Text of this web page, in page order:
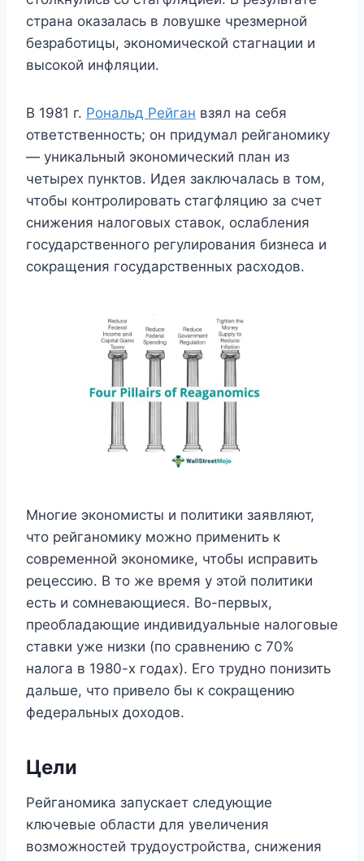
страна оказалась в ловушке чрезмерной
безработицы, экономической стагнации и
высокой инфляции.
В 1981 г. Рональд Рейган взял на себя
ответственность; он придумал рейганомику
— уникальный экономический план из
четырех пунктов. Идея заключалась в том,
чтобы контролировать стагфляцию за счет
снижения налоговых ставок, ослабления
государственного регулирования бизнеса и
сокращения государственных расходов.
Многие экономисты и политики заявляют,
что рейганомику можно применить к
современной экономике, чтобы исправить
рецессию. В то же время у этой политики
есть и сомневающиеся. Во-первых,
преобладающие индивидуальные налоговые
ставки уже низки (по сравнению с 70%
налога в 1980-х годах). Его трудно понизить
дальше, что привело бы к сокращению
федеральных доходов.
Цели
Рейганомика запускает следующие
ключевые области для увеличения
возможностей трудоустройства, снижения